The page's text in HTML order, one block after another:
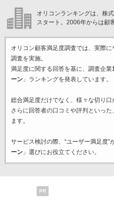
オリコンランキングは、株
スタート。2006年からは顧
オリコン顧客満足度調査では、実際
調査を実施。
満足度に関する回答を基に、調査企業
ーン」ランキングを発表しています。
総合満足度だけでなく、様々な切り口
さらに回答者の口コミや評判といっ
ます。
サービス検討の際、“ユーザー満足度”
ーン」選びにお役立てください。
PR